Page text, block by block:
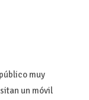
muy
un móvil